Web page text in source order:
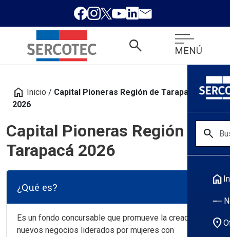
search MENÚ
search
home
location_on
home Inicio / Capital Pioneras Región de Tarapacá
2026
Capital Pioneras Región de
Tarapacá 2026
¿Qué es?
Es un fondo concursable que promueve la creación de
nuevos negocios liderados por mujeres con